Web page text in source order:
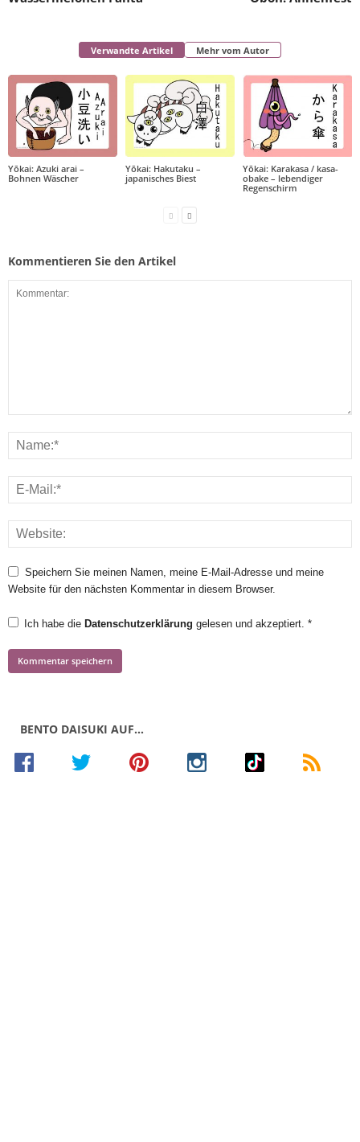
Verwandte Artikel Mehr vom Autor
Yōkai: Azuki arai –
Bohnen Wäscher
Yōkai: Hakutaku –
japanisches Biest
Yōkai: Karakasa / kasa-
obake – lebendiger
Regenschirm
Kommentieren Sie den Artikel
Speichern Sie meinen Namen, meine E-Mail-Adresse und meine
Website für den nächsten Kommentar in diesem Browser.
Ich habe die Datenschutzerklärung gelesen und akzeptiert. *
BENTO DAISUKI AUF…